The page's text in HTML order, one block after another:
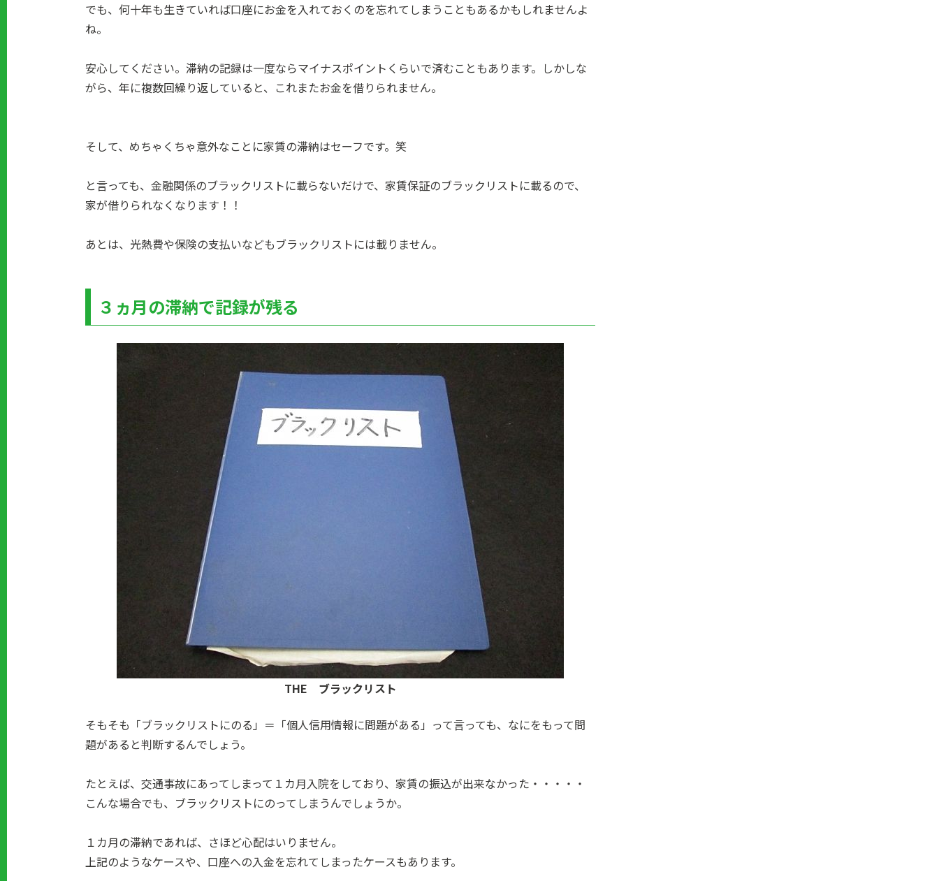
でも、何十年も生きていれば口座にお金を入れておくのを忘れてしまうこともあるかもしれませんよ
ね。
安心してください。滞納の記録は一度ならマイナスポイントくらいで済むこともあります。しかしな
がら、年に複数回繰り返していると、これまたお金を借りられません。
そして、めちゃくちゃ意外なことに家賃の滞納はセーフです。笑
と言っても、金融関係のブラックリストに載らないだけで、家賃保証のブラックリストに載るので、
家が借りられなくなります！！
あとは、光熱費や保険の支払いなどもブラックリストには載りません。
３ヵ月の滞納で記録が残る
THE ブラックリスト
そもそも「ブラックリストにのる」＝「個人信用情報に問題がある」って言っても、なにをもって問
題があると判断するんでしょう。
たとえば、交通事故にあってしまって１カ月入院をしており、家賃の振込が出来なかった・・・・・
こんな場合でも、ブラックリストにのってしまうんでしょうか。
１カ月の滞納であれば、さほど心配はいりません。
上記のようなケースや、口座への入金を忘れてしまったケースもあります。